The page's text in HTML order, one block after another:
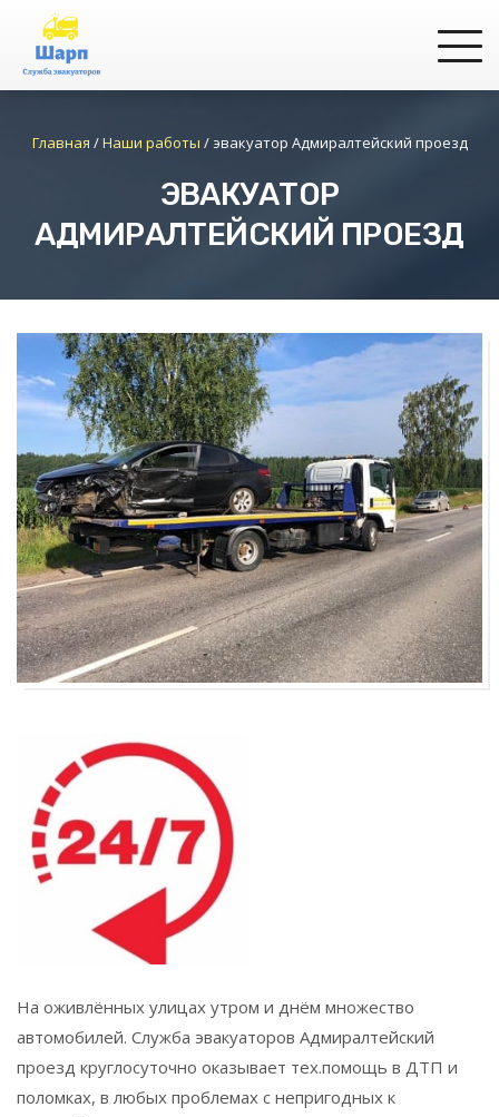
Главная /Наши работы / эвакуатор Адмиралтейский проезд
ЭВАКУАТОР
АДМИРАЛТЕЙСКИЙ ПРОЕЗД
На оживлённых улицах утром и днём множество
автомобилей. Служба эвакуаторов Адмиралтейский
проезд круглосуточно оказывает тех.помощь в ДТП и
поломках, в любых проблемах с непригодных к